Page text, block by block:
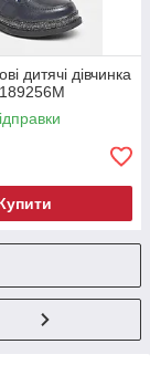
дитячі дівчинка